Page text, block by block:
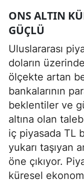
ONS ALTIN
GÜÇLÜ
Uluslararası
doların
ölçekte artan
bankalarının
beklentiler ve
altına olan
iç piyasada TL
yukarı taşıyan
öne çıkıyor.
küresel